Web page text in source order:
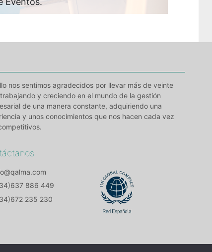
nos sentimos agradecidos por llevar más de veinte
y creciendo en el mundo de la gestión
de una manera constante, adquiriendo una
y unos conocimientos que nos hacen cada vez
886 449
235 230